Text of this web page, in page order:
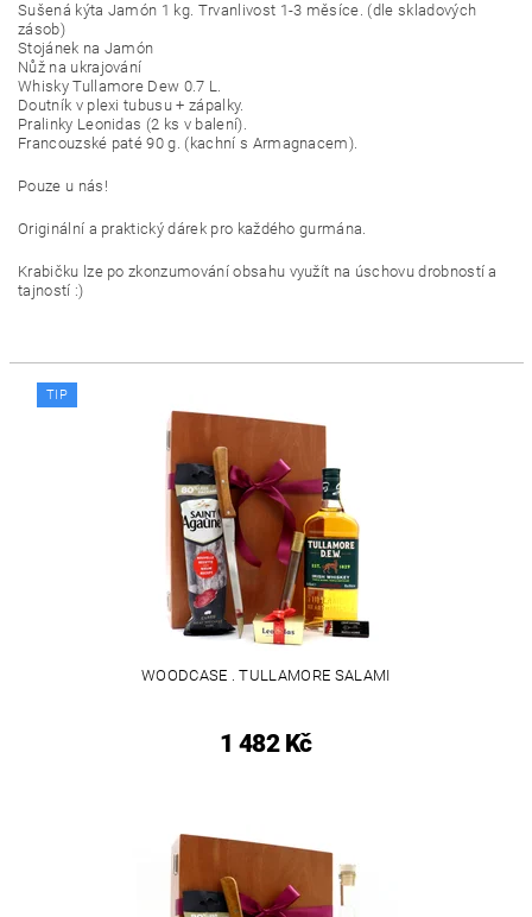
Sušená kýta Jamón 1 kg. Trvanlivost 1-3 měsíce. (dle skladových
zásob)
Stojánek na Jamón
Nůž na ukrajování
Whisky Tullamore Dew 0.7 L.
Doutník v plexi tubusu + zápalky.
Pralinky Leonidas (2 ks v balení).
Francouzské paté 90 g. (kachní s Armagnacem).
Pouze u nás!
Originální a praktický dárek pro každého gurmána.
Krabičku lze po zkonzumování obsahu využít na úschovu drobností a
tajností :)
TIP
WOODCASE . TULLAMORE SALAMI
1 482 Kč